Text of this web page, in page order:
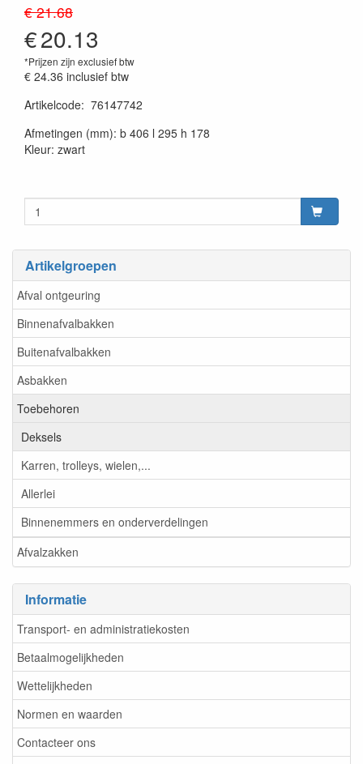
Artikelgroepen
Afval ontgeuring
Binnenafvalbakken
Buitenafvalbakken
Asbakken
Toebehoren
Deksels
Karren, trolleys, wielen,...
Allerlei
Binnenemmers en onderverdelingen
Afvalzakken
Informatie
Transport- en administratiekosten
Betaalmogelijkheden
Wettelijkheden
Normen en waarden
Contacteer ons
€ 21.68
€20.13
*Prijzen zijn exclusief btw
€ 24.36 inclusief btw
Artikelcode: 76147742
Afmetingen (mm): b 406 l 295 h 178
Kleur: zwart